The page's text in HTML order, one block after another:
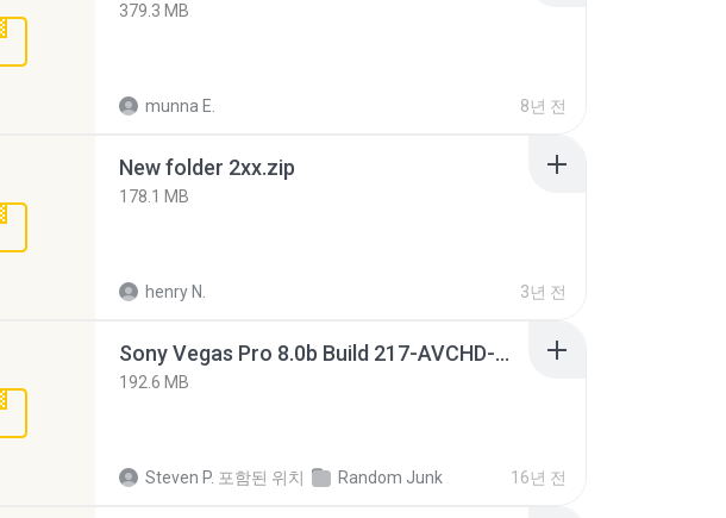
379.3 MB
munna E. 8년 전
New folder 2xx.zip
178.1 MB
henry N. 3년 전
Sony Vegas Pro 8.0b Build 217-AVCHD-MPG-AC3 FIXED.7z
192.6 MB
Steven P. 포함된 위치 Random Junk 16년 전